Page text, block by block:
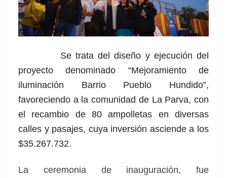
Se trata de l diseño y ejecución del
proyecto denominado “Mejoramiento de
iluminación Barrio Pueblo Hundido”,
favoreciendo a la comunidad de La Parva, con
el recambio de 80 ampolletas en diversas
calles y pasajes, cuya inversión asciende a los
$35.267.732.
La ceremonia de inauguración, fue